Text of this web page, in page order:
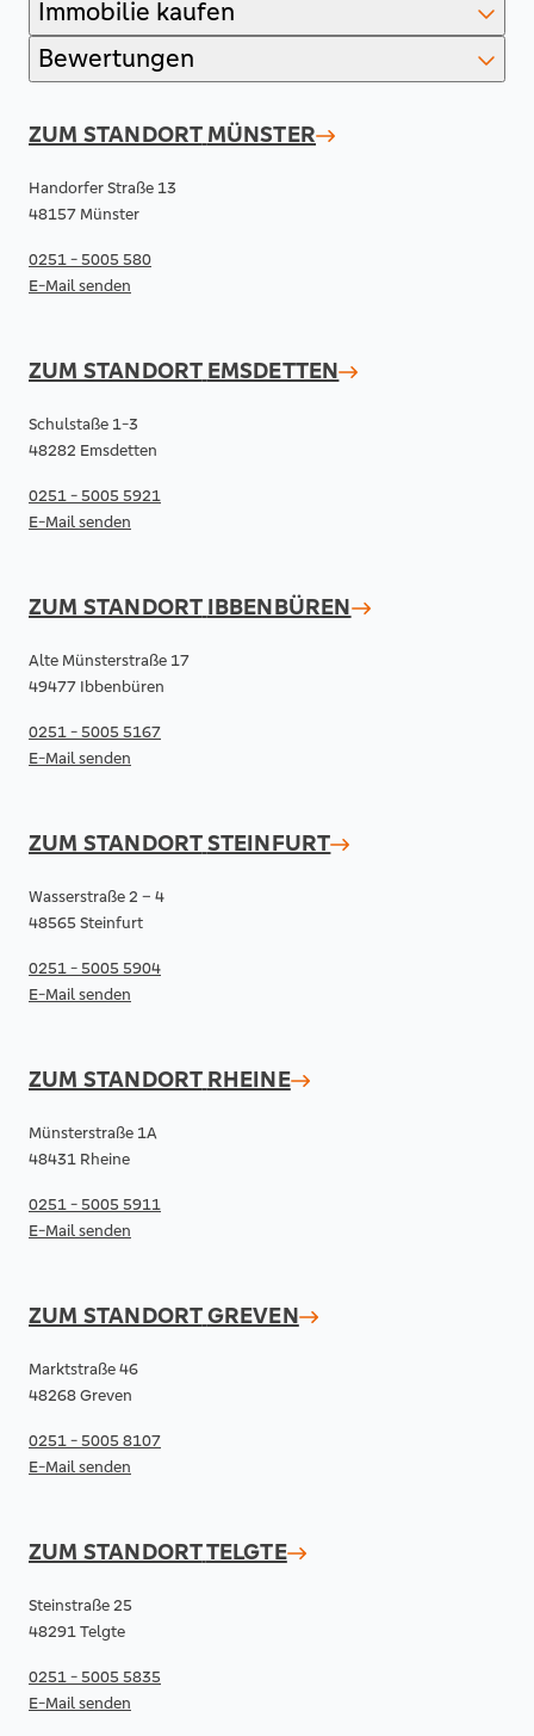
Immobilie kaufen
Bewertungen
ZUM STANDORT MÜNSTER
Handorfer Straße 13
48157 Münster
0251 - 5005 580
E-Mail senden
ZUM STANDORT EMSDETTEN
Schulstaße 1-3
48282 Emsdetten
0251 - 5005 5921
E-Mail senden
ZUM STANDORT IBBENBÜREN
Alte Münsterstraße 17
49477 Ibbenbüren
0251 - 5005 5167
E-Mail senden
ZUM STANDORTSTEINFURT
Wasserstraße 2 – 4
48565 Steinfurt
0251 - 5005 5904
E-Mail senden
ZUM STANDORT RHEINE
Münsterstraße 1A
48431 Rheine
0251 - 5005 5911
E-Mail senden
ZUM STANDORTGREVEN
Marktstraße 46
48268 Greven
0251 - 5005 8107
E-Mail senden
ZUM STANDORTTELGTE
Steinstraße 25
48291 Telgte
0251 - 5005 5835
E-Mail senden